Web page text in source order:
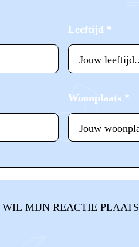
Leeftijd *
Woonplaats *
MIJN REACTIE